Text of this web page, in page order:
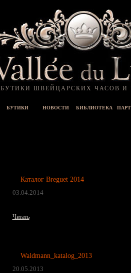
БУТИКИ ШВЕЙЦАРСКИХ ЧАСОВ И
БУТИКИ НОВОСТИ БИБЛИОТЕКА
Каталог Breguet 2014
03.04.2014
Читать
Waldmann_katalog_2013
20.05.2013